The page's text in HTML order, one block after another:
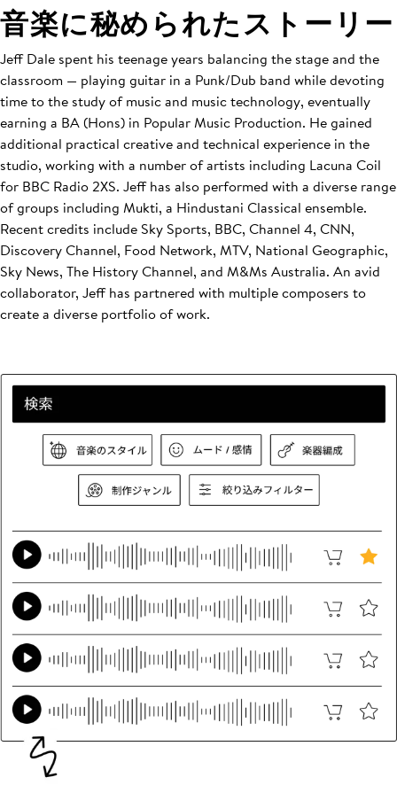
音楽に秘められたストーリー
Jeff Dale spent his teenage years balancing the stage and the
classroom — playing guitar in a Punk/Dub band while devoting
time to the study of music and music technology, eventually
earning a BA (Hons) in Popular Music Production. He gained
additional practical creative and technical experience in the
studio, working with a number of artists including Lacuna Coil
for BBC Radio 2XS. Jeff has also performed with a diverse range
of groups including Mukti, a Hindustani Classical ensemble.
Recent credits include Sky Sports, BBC, Channel 4, CNN,
Discovery Channel, Food Network, MTV, National Geographic,
Sky News, The History Channel, and M&Ms Australia. An avid
collaborator, Jeff has partnered with multiple composers to
create a diverse portfolio of work.